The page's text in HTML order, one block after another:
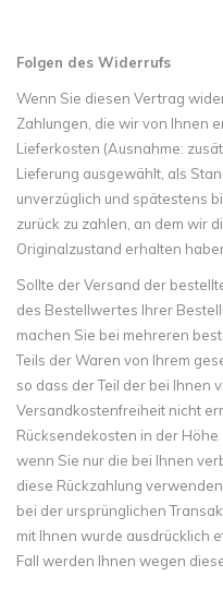
Folgen des Widerrufs
Wenn Sie diesen Vertrag
Zahlungen, die wir von Ihnen
Lieferkosten (Ausnahme:
Lieferung ausgewählt, als
unverzüglich und spätestens
zurück zu zahlen, an dem wir
Originalzustand erhalten
Sollte der Versand der
des Bestellwertes Ihrer
machen Sie bei mehreren
Teils der Waren von Ihrem
so dass der Teil der bei Ihnen
Versandkostenfreiheit nicht
Rücksendekosten in der
wenn Sie nur die bei Ihnen
diese Rückzahlung
bei der ursprünglichen
mit Ihnen wurde ausdrücklich
Fall werden Ihnen wegen